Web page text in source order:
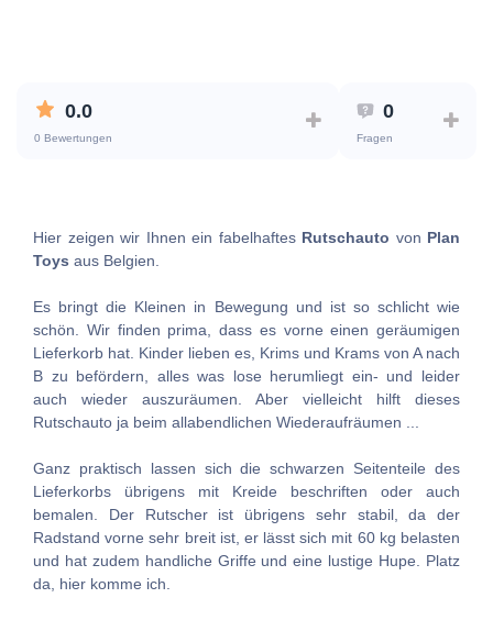
0.0
0 Bewertungen
0
Fragen
Hier zeigen wir Ihnen ein fabelhaftes Rutschauto von Plan
Toys aus Belgien.
Es bringt die Kleinen in Bewegung und ist so schlicht wie
schön. Wir finden prima, dass es vorne einen geräumigen
Lieferkorb hat. Kinder lieben es, Krims und Krams von A nach
B zu befördern, alles was lose herumliegt ein- und leider
auch wieder auszuräumen. Aber vielleicht hilft dieses
Rutschauto ja beim allabendlichen Wiederaufräumen ...
Ganz praktisch lassen sich die schwarzen Seitenteile des
Lieferkorbs übrigens mit Kreide beschriften oder auch
bemalen. Der Rutscher ist übrigens sehr stabil, da der
Radstand vorne sehr breit ist, er lässt sich mit 60 kg belasten
und hat zudem handliche Griffe und eine lustige Hupe. Platz
da, hier komme ich.